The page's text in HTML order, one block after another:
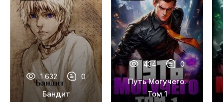
1 632 0
Бандит
434 0
Путь Могучего.
Том 1